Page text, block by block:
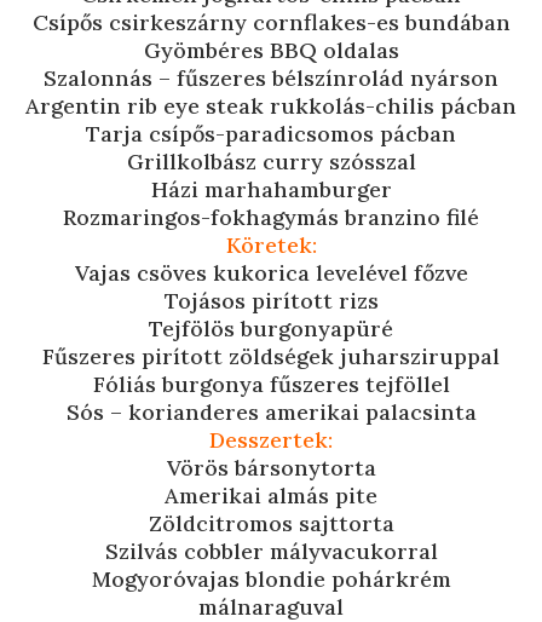
Csípős csirkeszárny cornflakes-es bundában
Gyömbéres BBQ oldalas
Szalonnás – fűszeres bélszínrolád nyárson
Argentin rib eye steak rukkolás-chilis pácban
Tarja csípős-paradicsomos pácban
Grillkolbász curry szósszal
Házi marhahamburger
Rozmaringos-fokhagymás branzino filé
Köretek:
Vajas csöves kukorica levelével főzve
Tojásos pirított rizs
Tejfölös burgonyapüré
Fűszeres pirított zöldségek juharsziruppal
Fóliás burgonya fűszeres tejföllel
Sós – korianderes amerikai palacsinta
Desszertek:
Vörös bársonytorta
Amerikai almás pite
Zöldcitromos sajttorta
Szilvás cobbler mályvacukorral
Mogyoróvajas blondie pohárkrém
málnaraguval